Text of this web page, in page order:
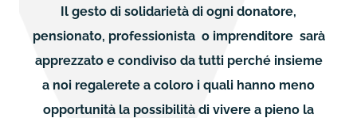
Il gesto di solidarietà di ogni donatore,
pensionato, professionista o imprenditore sarà
apprezzato e condiviso da tutti perché insieme
a noi regalerete a coloro i quali hanno meno
opportunità la possibilità di vivere a pieno la